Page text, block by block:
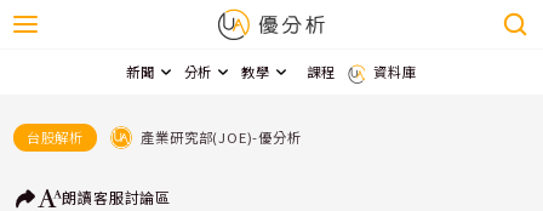
新聞 分析 教學 課程 資料庫
台股解析 產業研究部(JOE)-優分析
朗讀客服討論區